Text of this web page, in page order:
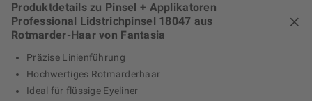
Produktdetails zu Pinsel + Applikatoren
Professional Lidstrichpinsel 18047 aus
Rotmarder-Haar von Fantasia
Präzise Linienführung
Hochwertiges Rotmarderhaar
Ideal für flüssige Eyeliner